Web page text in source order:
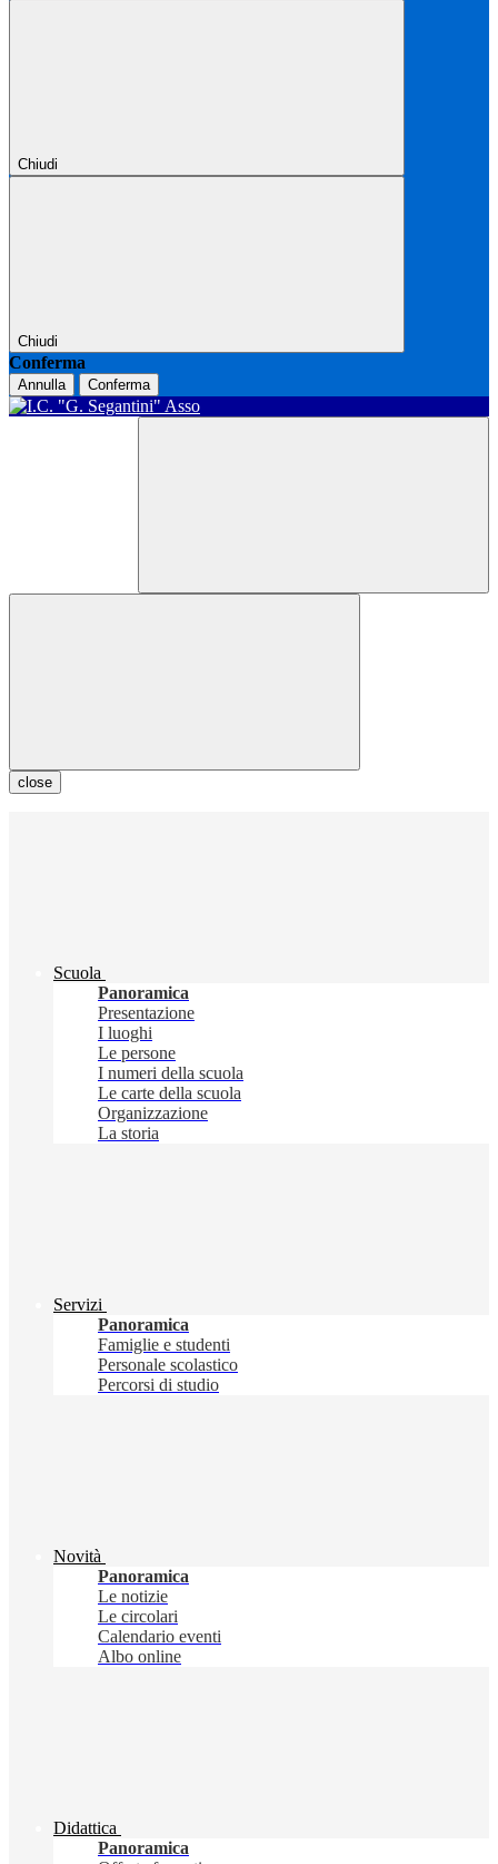
Chiudi
Chiudi
Conferma
Annulla Conferma
close
Scuola
Panoramica
Presentazione
I luoghi
Le persone
I numeri della scuola
Le carte della scuola
Organizzazione
La storia
Servizi
Panoramica
Famiglie e studenti
Personale scolastico
Percorsi di studio
Novità
Panoramica
Le notizie
Le circolari
Calendario eventi
Albo online
Didattica
Panoramica